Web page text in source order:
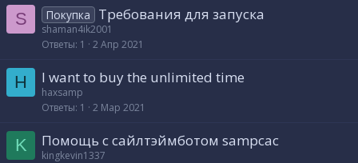
S Покупка Требования для запуска
shaman4ik2001
Ответы 1 2 Апр 2021
H I want to buy the unlimited time
haxsamp
Ответы 1 2 Мар 2021
K Помощь с сайлтэймботом sampcac
kingkevin1337